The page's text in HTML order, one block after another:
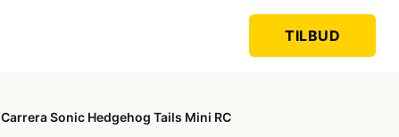
TILBUD
Carrera Sonic Hedgehog Tails Mini RC